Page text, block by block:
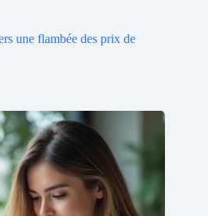
une flambée des prix de